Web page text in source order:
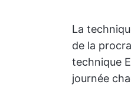
La
de la
technique
journée